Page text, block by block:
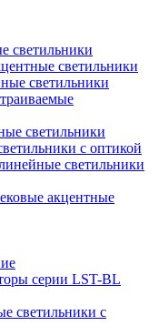
светильники
светильники
светильники
светильники
с оптикой
светильники
акцентные
серии LST-BL
светильники с